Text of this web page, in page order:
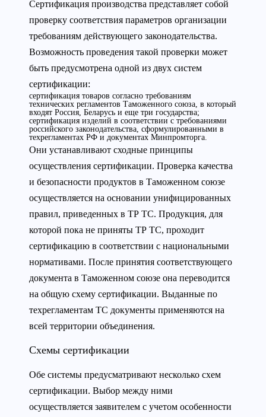
Сертификация производства представляет собой
проверку соответствия параметров организации
требованиям действующего законодательства.
Возможность проведения такой проверки может
быть предусмотрена одной из двух систем
сертификации:
сертификация товаров согласно требованиям
технических регламентов Таможенного союза, в который
входят Россия, Беларусь и еще три государства;
сертификация изделий в соответствии с требованиями
российского законодательства, сформулированными в
техрегламентах РФ и документах Минпромторга.
Они устанавливают сходные принципы
осуществления сертификации. Проверка качества
и безопасности продуктов в Таможенном союзе
осуществляется на основании унифицированных
правил, приведенных в ТР ТС. Продукция, для
которой пока не приняты ТР ТС, проходит
сертификацию в соответствии с национальными
нормативами. После принятия соответствующего
документа в Таможенном союзе она переводится
на общую схему сертификации. Выданные по
техрегламентам ТС документы применяются на
всей территории объединения.
Схемы сертификации
Обе системы предусматривают несколько схем
сертификации. Выбор между ними
осуществляется заявителем с учетом особенности